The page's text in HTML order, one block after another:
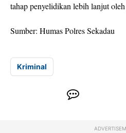
tahap penyelidikan lebih lanjut
Sumber: Humas Polres Sekadau
Kriminal